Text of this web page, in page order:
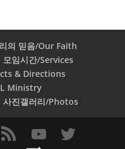
의 믿음/Our Faith
모임시간/Services
& Directions
Ministry
사진갤러리/Photos